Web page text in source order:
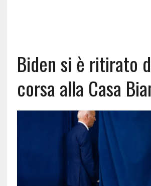
Biden si è ritirato
corsa alla Casa